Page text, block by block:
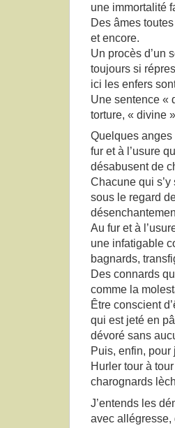
une immortalité
Des âmes
et encore.
Un procès d’un
toujours si
ici les enfers
Une sentence «
torture, « divine
Quelques anges
fur et à l’usure
désabusent de
Chacune qui
sous le regard
Au fur et à
une infatigable
bagnards,
Des connards
comme la
Être conscient
qui est jeté en
dévoré sans
Puis, enfin, pour
Hurler tour à
charognards
J’entends les
avec allégresse,